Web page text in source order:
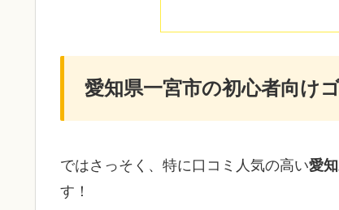
愛知県一宮市の初心者向け
ではさっそく、特に口コミ人気の高い愛
す！